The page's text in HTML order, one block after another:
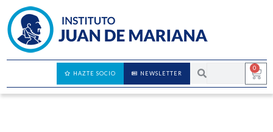
0
NEWSLETTER
HAZTE SOCIO